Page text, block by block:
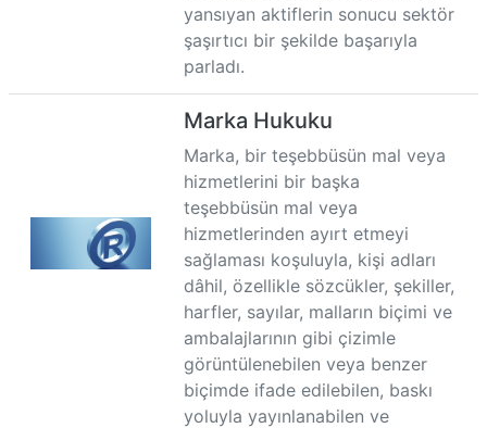
yansıyan aktiflerin sonucu sektör
şaşırtıcı bir şekilde başarıyla
parladı.
Marka Hukuku
Marka, bir teşebbüsün mal veya
hizmetlerini bir başka
teşebbüsün mal veya
hizmetlerinden ayırt etmeyi
sağlaması koşuluyla, kişi adları
dâhil, özellikle sözcükler, şekiller,
harfler, sayılar, malların biçimi ve
ambalajlarının gibi çizimle
görüntülenebilen veya benzer
biçimde ifade edilebilen, baskı
yoluyla yayınlanabilen ve